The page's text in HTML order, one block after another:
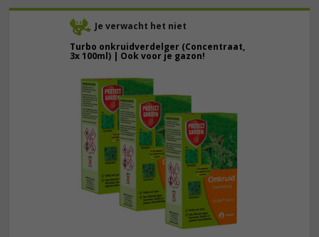
Je verwacht het niet
Turbo onkruidverdelger (Concentraat,
3x 100ml) | Ook voor je gazon!